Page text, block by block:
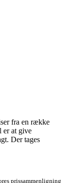
fra en række
er at give
Der tages
prissammenligning